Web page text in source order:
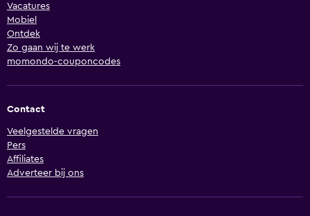
Vacatures
Mobiel
Ontdek
Zo gaan wij te werk
momondo-couponcodes
Contact
Veelgestelde vragen
Pers
Affiliates
Adverteer bij ons